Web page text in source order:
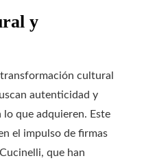
y
cultural
autenticidad y
que adquieren. Este
el impulso de firmas
que han